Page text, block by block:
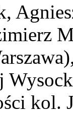
kol.